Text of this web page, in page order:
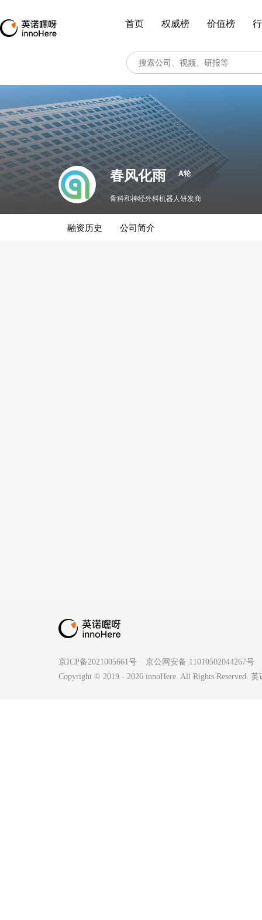
首页 权威榜 价值榜
春风化雨 A轮
骨科和神经外科机器人研发商
融资历史 公司简介
京ICP备2021005661号
京公网安备 11010502044267号
Copyright © 2019 - 2026 innoHere. All Rights Reserved.